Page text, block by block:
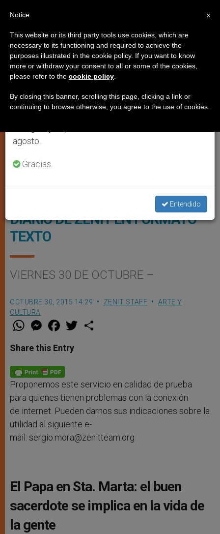
ARTE Y CULTURA
DESCARGAR EL SERVICIO
DIARIO DE ZENIT EN FORMATO
TEXTO
VIERNES 30 DE OCTUBRE –
OCTUBRE 30, 2015 14:29 ZENIT STAFF
ARTE Y
CULTURA
W
t
s
p
p
M
e
s
e
g
e
r
F
a
e
b
o
k
w
Share this Entry
Proponemos este servicio en calidad de prueba
para quienes tienen problemas con la conexión
de internet. Pueden darnos sus indicaciones sobre la
utilidad al siguiente e-
mail: sergio.mora@zenitteam.org
El Papa en Sta. Marta: el buen
sacerdote se implica en la vida de
la gente
×
Aviso importante
Del 27 de julio al 7 de agosto haremos la pausa
anual, aprovechando que en el periodo de verano
se generan menos informaciones y también el
agosto.
Gracias.
Entendido
x
Notice
This website or its third party tools use cookies, which are
necessary to its functioning and required to achieve the
purposes illustrated in the cookie policy. If you want to know
more or withdraw your consent to all or some of the cookies,
please refer to the cookie policy
By closing this banner, scrolling this page, clicking a link or
continuing to browse otherwise, you agree to the use of cookies.